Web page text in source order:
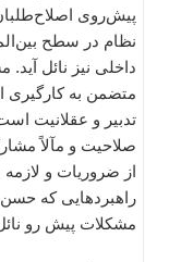
پیش‌روی
نظام در سطح
داخلی نیز نائل
متضمن به کارگیری
تدبیر و عقلانیت
صلاحیت و مآلاً
از ضروریات و
راهبردهایی که حسن
مشکلات پیش رو